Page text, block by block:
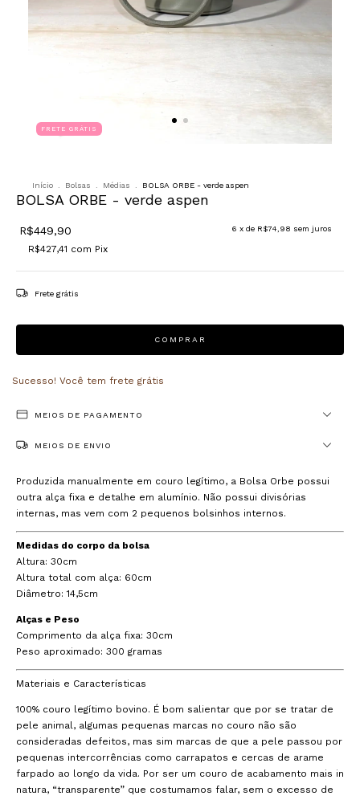
FRETE GRÁTIS
Início Bolsas Médias BOLSA ORBE - verde aspen
BOLSA ORBE - verde aspen
R$449,90 6 x de R$74,98 sem juros
R$427,41 com Pix
Frete grátis
Sucesso! Você tem frete grátis
MEIOS DE PAGAMENTO
MEIOS DE ENVIO
Produzida manualmente em couro legítimo, a Bolsa Orbe possui
outra alça fixa e detalhe em alumínio. Não possui divisórias
internas, mas vem com 2 pequenos bolsinhos internos.
Medidas do corpo da bolsa
Altura: 30cm
Altura total com alça: 60cm
Diâmetro: 14,5cm
Alças e Peso
Comprimento da alça fixa: 30cm
Peso aproximado: 300 gramas
Materiais e Características
100% couro legítimo bovino. É bom salientar que por se tratar de
pele animal, algumas pequenas marcas no couro não são
consideradas defeitos, mas sim marcas de que a pele passou por
pequenas intercorrências como carrapatos e cercas de arame
farpado ao longo da vida. Por ser um couro de acabamento mais in
natura, “transparente” que costumamos falar, sem o excesso de